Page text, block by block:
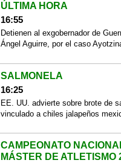
ÚLTIMA HORA
16:55
Detienen al exgobernador de
Ángel Aguirre, por el caso
SALMONELA
16:25
EE. UU. advierte sobre brote de
vinculado a chiles jalapeños
CAMPEONATO
MÁSTER DE ATLETISMO